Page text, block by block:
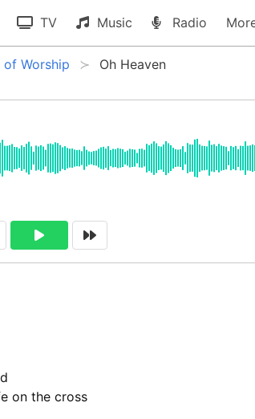
TV Music Radio
of Worship Oh Heaven
on the cross